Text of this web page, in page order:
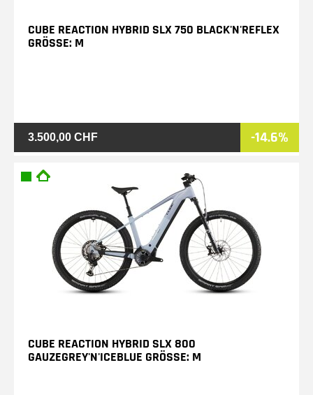
3.500,00 CHF -14.6%
CUBE REACTION HYBRID SLX 750 BLACK'N'REFLEX
GRÖSSE: M
CUBE REACTION HYBRID SLX 800
GAUZEGREY'N'ICEBLUE GRÖSSE: M